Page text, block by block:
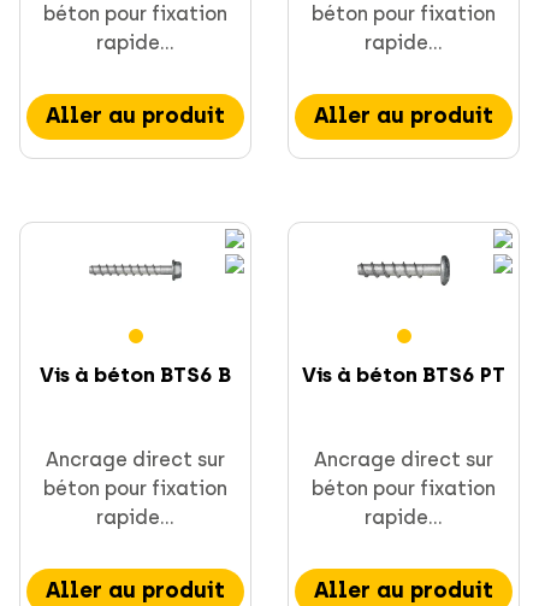
Supportage et rails
béton pour fixation
rapide...
Aller au produit
béton pour fixation
rapide...
Aller au produit
Vis à béton BTS6 B
Ancrage direct sur
béton pour fixation
rapide...
Aller au produit
Vis à béton BTS6 PT
Ancrage direct sur
béton pour fixation
rapide...
Aller au produit